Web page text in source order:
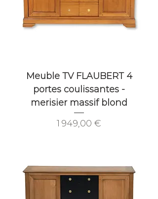
Meuble TV FLAUBERT 4
portes coulissantes -
merisier massif blond
Prix
1 949,00 €